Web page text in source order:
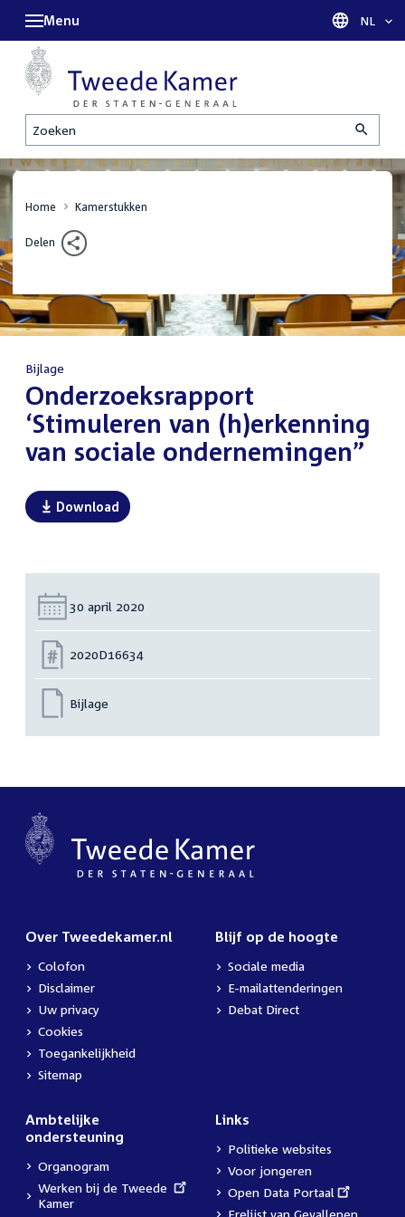
Zoeken
Menu Taal
NL
Home Kamerstukken
Delen
Bijlage
:Onderzoeksrapport
‘Stimuleren van (h)erkenning
van sociale ondernemingen”
Download
Datum:
30 april 2020
Nummer:
2020D16634
Bijlage
Over Tweedekamer.nl
Colofon
Disclaimer
Uw privacy
Cookies
Toegankelijkheid
Sitemap
Blijf op de hoogte
Sociale media
E-mailattenderingen
Debat Direct
Ambtelijke
ondersteuning
Organogram
External
link:
Werken bij de Tweede
Kamer
Links
Politieke websites
Voor jongeren
External
link:
Open Data Portaal
Erelijst van Gevallenen